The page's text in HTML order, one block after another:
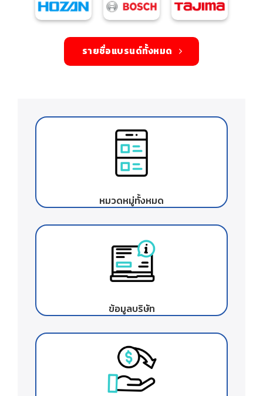
รายชื่อแบรนด์ทั้งหมด
หมวดหมู่ทั้งหมด
ข้อมูลบริษัท